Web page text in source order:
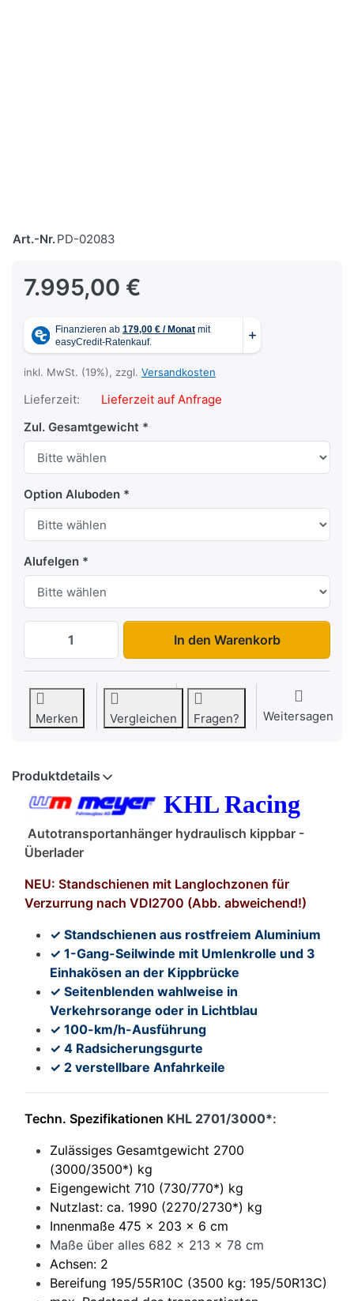
Art.-Nr.PD-02083
7.995,00 €
inkl. MwSt. (19%), zzgl. Versandkosten
Lieferzeit:
Lieferzeit auf Anfrage
Zul. Gesamtgewicht
Option Aluboden
Alufelgen
KHL Racing zu 7.995,00 €, Menge 1.
In den Warenkorb
Merken Vergleichen Fragen? Weitersagen
Produktdetails
KHL Racing
Autotransportanhänger hydraulisch kippbar -
Überlader
NEU: Standschienen mit Langlochzonen für
Verzurrung nach VDI2700 (Abb. abweichend!)
✓ Standschienen aus rostfreiem Aluminium
✓ 1-Gang-Seilwinde mit Umlenkrolle und 3
Einhakösen an der Kippbrücke
✓ Seitenblenden wahlweise in
Verkehrsorange oder in Lichtblau
✓ 100-km/h-Ausführung
✓ 4 Radsicherungsgurte
✓ 2 verstellbare Anfahrkeile
Techn. Spezifikationen KHL 2701/3000*:
Zulässiges Gesamtgewicht 2700
(3000/3500*) kg
Eigengewicht 710 (730/770*) kg
Nutzlast: ca. 1990 (2270/2730*) kg
Innenmaße 475 x 203 x 6 cm
Maße über alles 682 x 213 x 78 cm
Achsen: 2
Bereifung 195/55R10C (3500 kg: 195/50R13C)